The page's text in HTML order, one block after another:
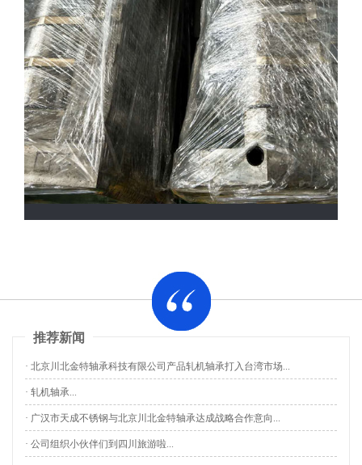
推荐新闻
· 北京川北金特轴承科技有限公司产品轧机轴承打入台湾市场...
· 轧机轴承...
· 广汉市天成不锈钢与北京川北金特轴承达成战略合作意向...
· 公司组织小伙伴们到四川旅游啦...